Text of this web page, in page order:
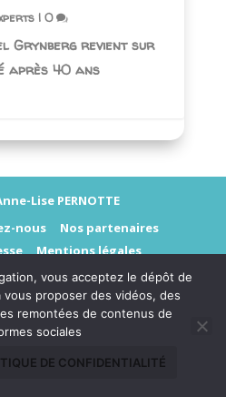
|0
Grynberg revient sur
après 40 ans
Lise PERNOTTE
nous
Nos partenaires
Mentions légales
personnelles
vous acceptez le dépôt de
proposer des vidéos, des
remontées de contenus de
sociales
DE CONFIDENTIALITÉ